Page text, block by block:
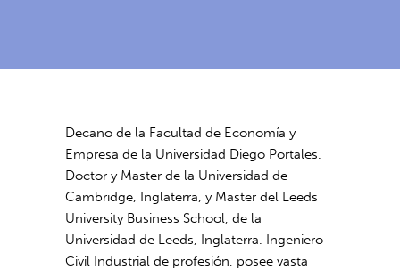
Decano de la Facultad de Economía y
Empresa de la Universidad Diego Portales.
Doctor y Master de la Universidad de
Cambridge, Inglaterra, y Master del Leeds
University Business School, de la
Universidad de Leeds, Inglaterra. Ingeniero
Civil Industrial de profesión, posee vasta